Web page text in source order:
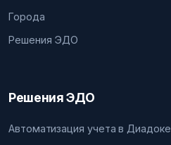
Города
Решения ЭДО
Решения ЭДО
Автоматизация учета в Диадоке